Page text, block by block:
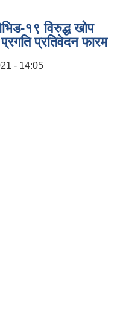
१९ विरुद्ध खोप
प्रतिवेदन फारम
- 14:05